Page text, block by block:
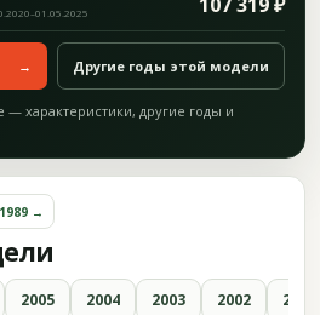
→ Другие годы этой модели
характеристики, другие годы и
1989 →
2005 2004 2003 2002 2001